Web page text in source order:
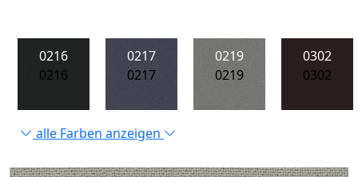
0216
0216
0217
0217
0219
0219
0302
0302
alle Farben anzeigen